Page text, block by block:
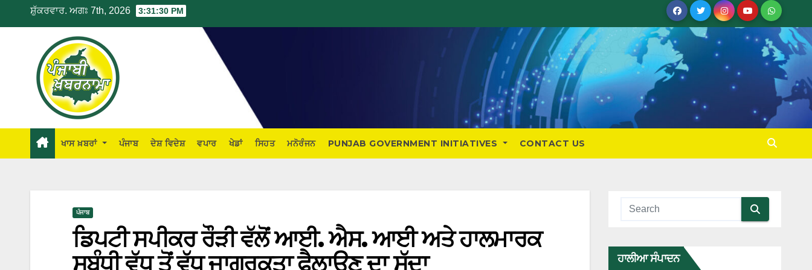
ਸ਼ੁੱਕਰਵਾਰ. ਅਗਃ 7th, 2026 3:31:31 PM
ਖਾਸ ਖ਼ਬਰਾਂ ਪੰਜਾਬ ਦੇਸ਼ ਵਿਦੇਸ਼ ਵਪਾਰ ਖੇਡਾਂ ਸਿਹਤ ਮਨੋਰੰਜਨ PUNJAB GOVERNMENT INITIATIVES CONTACT US
ਪੰਜਾਬ
ਡਿਪਟੀ ਸਪੀਕਰ ਰੌੜੀ ਵੱਲੋਂ ਆਈ. ਐਸ. ਆਈ ਅਤੇ ਹਾਲਮਾਰਕ
ਸਬੰਧੀ ਵੱਧ ਤੋਂ ਵੱਧ ਜਾਗਰੂਕਤਾ ਫੈਲਾਉਣ ਦਾ ਸੱਦਾ
ਹਾਲੀਆ ਸੰਪਾਦਨ